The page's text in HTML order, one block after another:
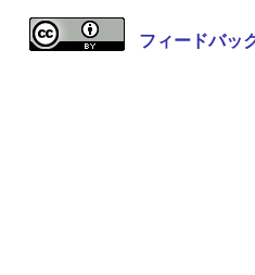
フィードバッ